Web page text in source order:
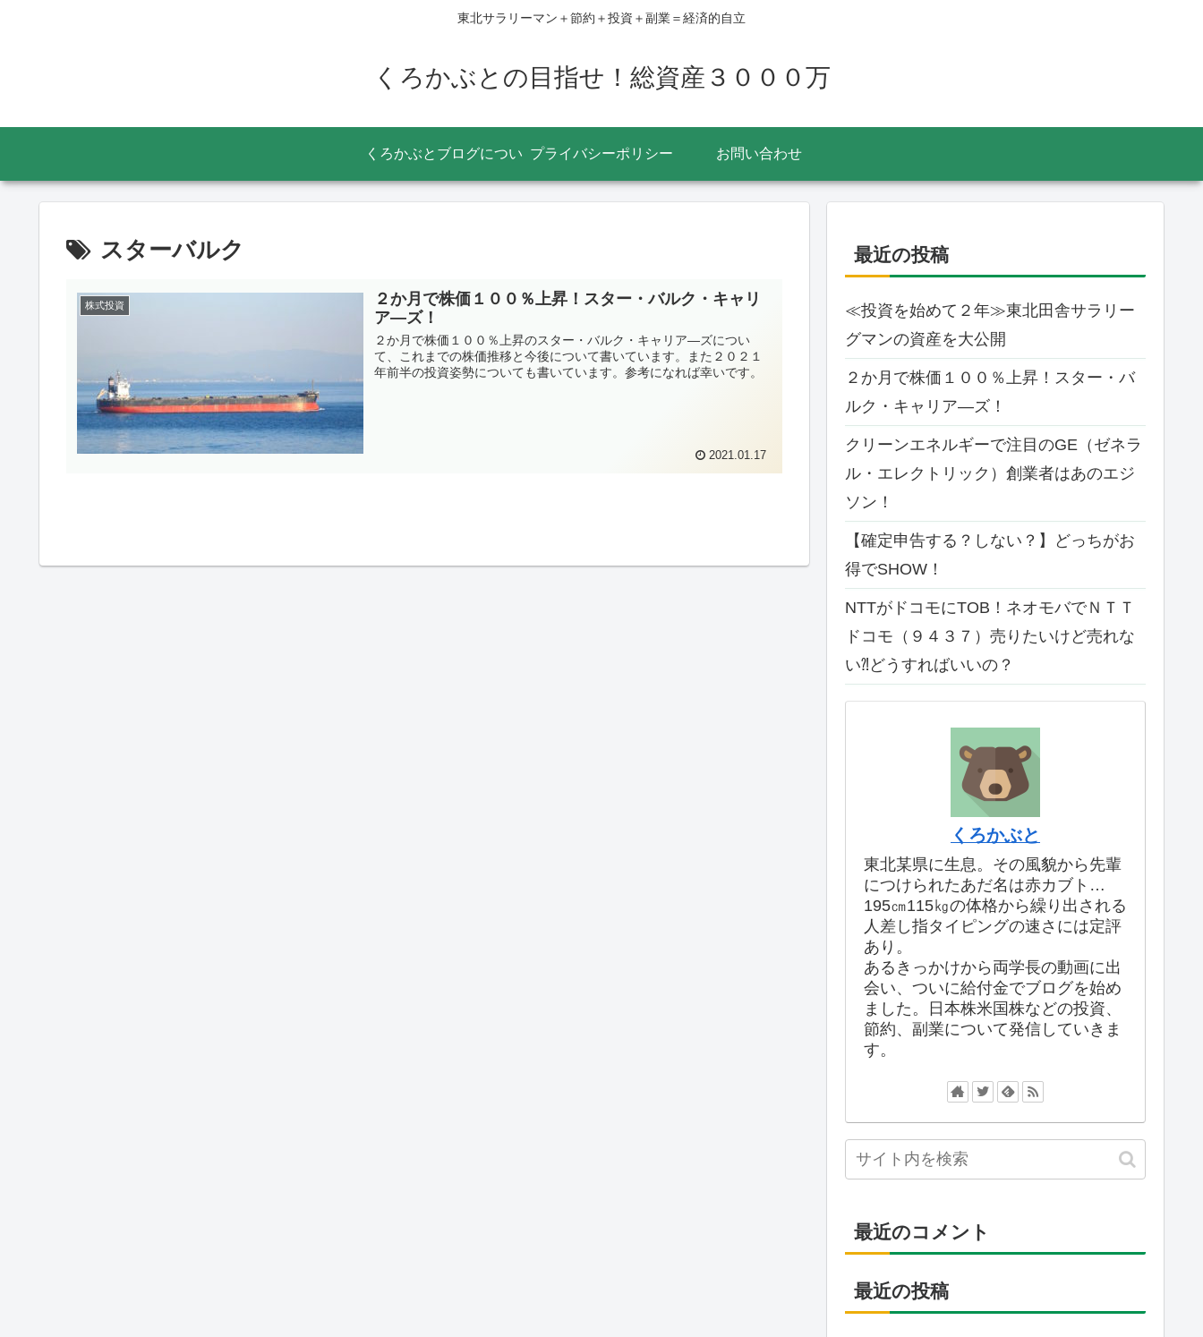
東北サラリーマン＋節約＋投資＋副業＝経済的自立
くろかぶとの目指せ！総資産３０００万
くろかぶとブログについ
て
プライバシーポリシー お問い合わせ
スターバルク
株式投資
２か月で株価１００％上昇！スター・バルク・キャリ
ア―ズ！
２か月で株価１００％上昇のスター・バルク・キャリア―ズについ
て、これまでの株価推移と今後について書いています。また２０２１
年前半の投資姿勢についても書いています。参考になれば幸いです。
2021.01.17
最近の投稿
≪投資を始めて２年≫東北田舎サラリー
グマンの資産を大公開
２か月で株価１００％上昇！スター・バ
ルク・キャリア―ズ！
クリーンエネルギーで注目のGE（ゼネラ
ル・エレクトリック）創業者はあのエジ
ソン！
【確定申告する？しない？】どっちがお
得でSHOW！
NTTがドコモにTOB！ネオモバでＮＴＴ
ドコモ（９４３７）売りたいけど売れな
い⁈どうすればいいの？
くろかぶと
東北某県に生息。その風貌から先輩
につけられたあだ名は赤カブト…
195㎝115㎏の体格から繰り出される
人差し指タイピングの速さには定評
あり。
あるきっかけから両学長の動画に出
会い、ついに給付金でブログを始め
ました。日本株米国株などの投資、
節約、副業について発信していきま
す。
最近のコメント
最近の投稿